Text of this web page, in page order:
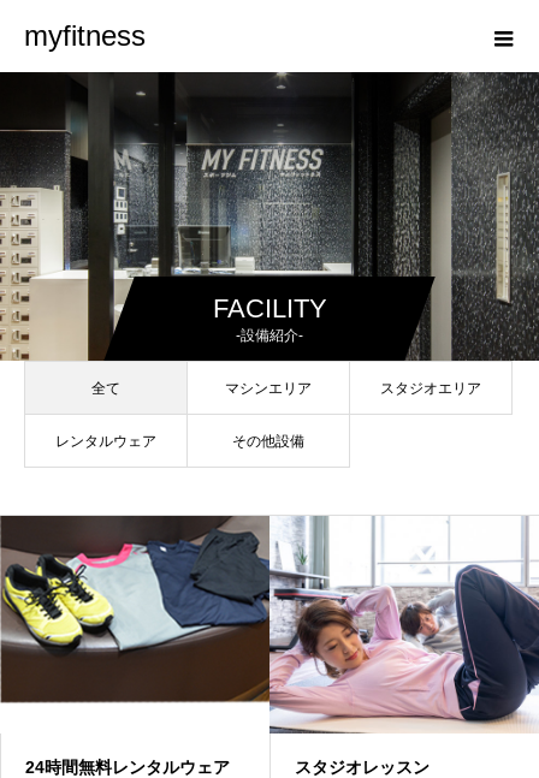
myfitness
FACILITY
-設備紹介-
全て マシンエリア スタジオエリア
レンタルウェア その他設備
24時間無料レンタルウェア
スタジオレッスン